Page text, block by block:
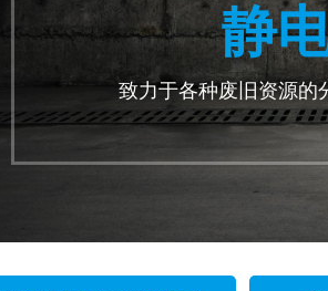
静
致力于各种废旧资源的